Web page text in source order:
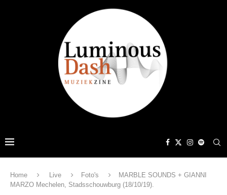
Home Live Foto's
MARBLE SOUNDS + GIANNI
MARZO Mechelen, Stadsschouwburg (18/10/19).